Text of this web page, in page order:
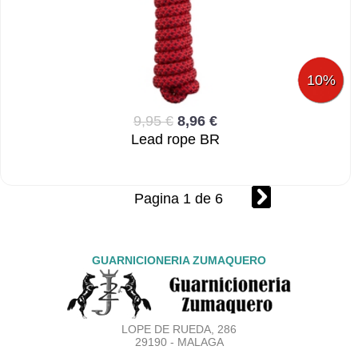
10%
9,95 € 8,96 €
Lead rope BR
Pagina 1 de 6
GUARNICIONERIA ZUMAQUERO
LOPE DE RUEDA, 286
29190 - MALAGA